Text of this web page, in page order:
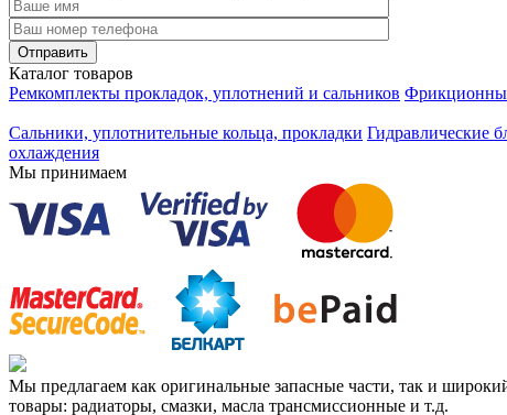
Каталог товаров
Ремкомплекты прокладок, уплотнений и сальников
Сальники, уплотнительные кольца, прокладки Гидравлические
охлаждения
Мы принимаем
Мы предлагаем как оригинальные запасные части, так и
товары: радиаторы, смазки, масла трансмиссионные и т.д.